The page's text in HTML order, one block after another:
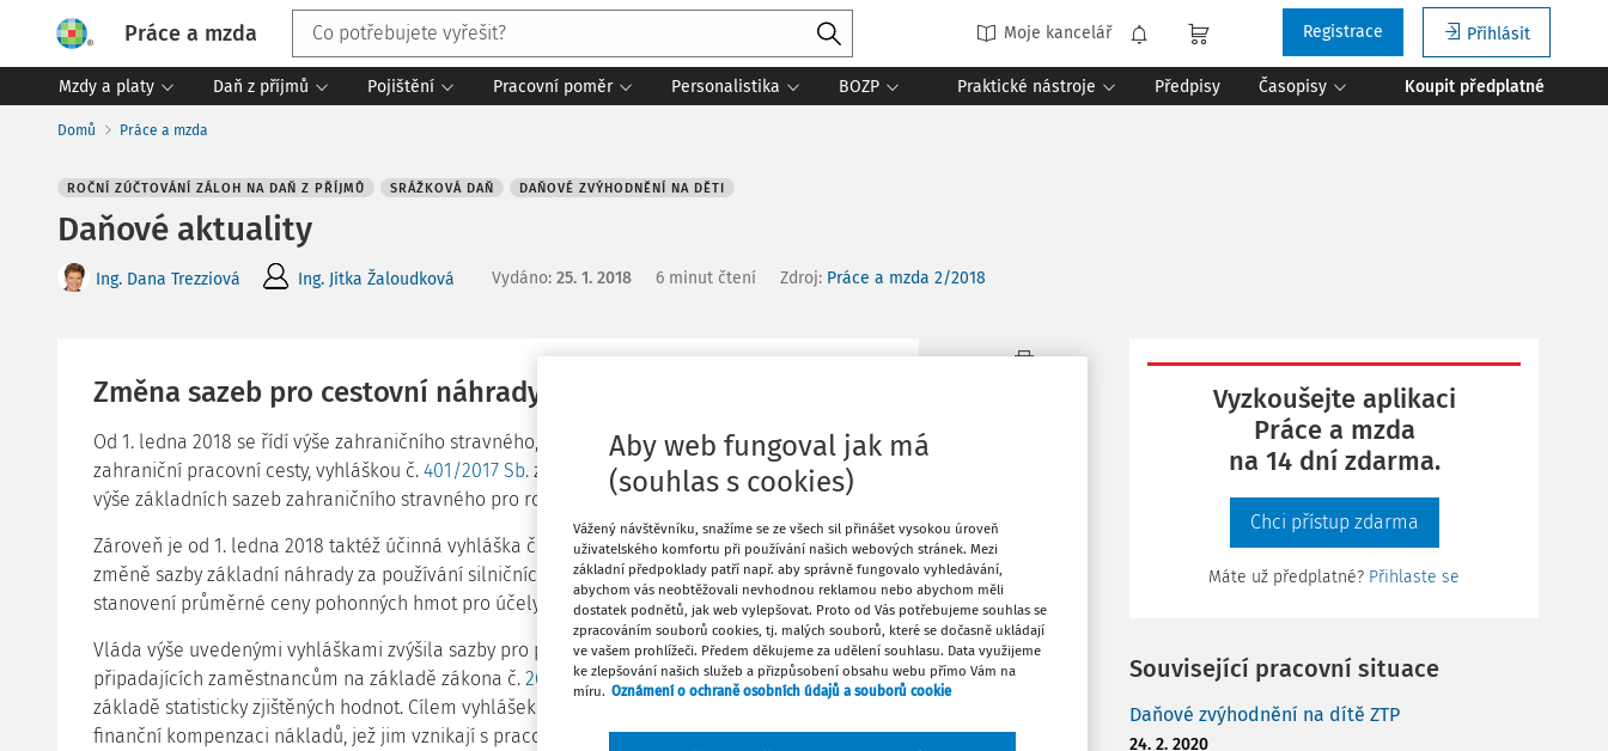
Práce a mzda Moje kancelář Přihlásit
Registrace
Mzdy a platy Daň z příjmů Pojištění Pracovní poměr Personalistika BOZP Praktické nástroje Předpisy Časopisy Koupit předplatné
Domů Práce a mzda
ROČNÍ ZÚČTOVÁNÍ ZÁLOH NA DAŇ Z PŘÍJMŮ SRÁŽKOVÁ DAŇ DAŇOVÉ ZVÝHODNĚNÍ NA DĚTI
Daňové aktuality
Ing. Dana Trezziová Ing. Jitka Žaloudková Vydáno: 25. 1. 2018 6 minut čtení Zdroj: Práce a mzda 2/2018
Změna sazeb pro cestovní náhrady
Od 1. ledna 2018 se řídí výše zahraničního stravného, která náleží zaměstnancům za
zahraniční pracovní cesty, vyhláškou č. 401/2017 Sb. ze dne 23. listopadu 2017 o stanovení
výše základních sazeb zahraničního stravného pro rok 2018.
Zároveň je od 1. ledna 2018 taktéž účinná vyhláška č. 463/2017 Sb.ze dne 15. prosince 2017 o
změně sazby základní náhrady za používání silničních motorových vozidel a stravného a o
stanovení průměrné ceny pohonných hmot pro účely poskytování cestovních náhrad.
Vláda výše uvedenými vyhláškami zvýšila sazby pro poskytování cestovních náhrad
připadajících zaměstnancům na základě zákona č. 262/2006 Sb., zákoník práce, a to na
základě statisticky zjištěných hodnot. Cílem vyhlášek je zajistit zaměstnancům dostatečnou
finanční kompenzaci nákladů, jež jim vznikají s pracovními cestami, na které jsou svým
Stáhnout
Poznámka
Vyzkoušejte aplikaci
Práce a mzda
na 14 dní zdarma.
Chci přístup zdarma
Máte už předplatné? Přihlaste se
Související pracovní situace
Daňové zvýhodnění na dítě ZTP
24. 2. 2020
Aby web fungoval jak má
(souhlas s cookies)
Vážený návštěvníku, snažíme se ze všech sil přinášet vysokou úroveň
uživatelského komfortu při používání našich webových stránek. Mezi
základní předpoklady patří např. aby správně fungovalo vyhledávání,
abychom vás neobtěžovali nevhodnou reklamou nebo abychom měli
dostatek podnětů, jak web vylepšovat. Proto od Vás potřebujeme souhlas se
zpracováním souborů cookies, tj. malých souborů, které se dočasně ukládají
ve vašem prohlížeči. Předem děkujeme za udělení souhlasu. Data využijeme
ke zlepšování našich služeb a přizpůsobení obsahu webu přímo Vám na
míru. Oznámení o ochraně osobních údajů a souborů cookie